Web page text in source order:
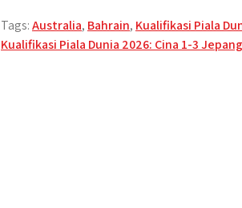
Tags:Australia, Bahrain, Kualifikasi Piala
Post
Kualifikasi Piala Dunia 2026: Cina 1-3 Jepang